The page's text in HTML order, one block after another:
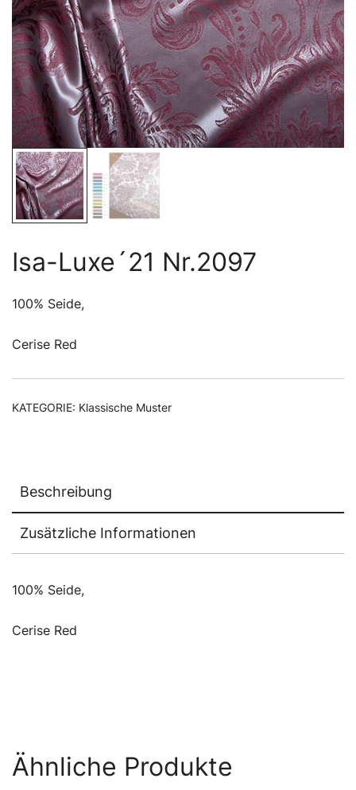
Isa-Luxe´21 Nr.2097
100% Seide,
Cerise Red
KATEGORIE: Klassische Muster
Beschreibung
Zusätzliche Informationen
100% Seide,
Cerise Red
Ähnliche Produkte